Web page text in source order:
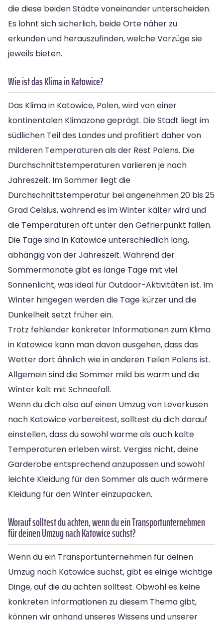
die diese beiden Städte voneinander unterscheiden.
Es lohnt sich sicherlich, beide Orte näher zu
erkunden und herauszufinden, welche Vorzüge sie
jeweils bieten.
Wie ist das Klima in Katowice?
Das Klima in Katowice, Polen, wird von einer
kontinentalen Klimazone geprägt. Die Stadt liegt im
südlichen Teil des Landes und profitiert daher von
milderen Temperaturen als der Rest Polens. Die
Durchschnittstemperaturen variieren je nach
Jahreszeit. Im Sommer liegt die
Durchschnittstemperatur bei angenehmen 20 bis 25
Grad Celsius, während es im Winter kälter wird und
die Temperaturen oft unter den Gefrierpunkt fallen.
Die Tage sind in Katowice unterschiedlich lang,
abhängig von der Jahreszeit. Während der
Sommermonate gibt es lange Tage mit viel
Sonnenlicht, was ideal für Outdoor-Aktivitäten ist. Im
Winter hingegen werden die Tage kürzer und die
Dunkelheit setzt früher ein.
Trotz fehlender konkreter Informationen zum Klima
in Katowice kann man davon ausgehen, dass das
Wetter dort ähnlich wie in anderen Teilen Polens ist.
Allgemein sind die Sommer mild bis warm und die
Winter kalt mit Schneefall.
Wenn du dich also auf einen Umzug von Leverkusen
nach Katowice vorbereitest, solltest du dich darauf
einstellen, dass du sowohl warme als auch kalte
Temperaturen erleben wirst. Vergiss nicht, deine
Garderobe entsprechend anzupassen und sowohl
leichte Kleidung für den Sommer als auch wärmere
Kleidung für den Winter einzupacken.
Worauf solltest du achten, wenn du ein Transportunternehmen
für deinen Umzug nach Katowice suchst?
Wenn du ein Transportunternehmen für deinen
Umzug nach Katowice suchst, gibt es einige wichtige
Dinge, auf die du achten solltest. Obwohl es keine
konkreten Informationen zu diesem Thema gibt,
können wir anhand unseres Wissens und unserer